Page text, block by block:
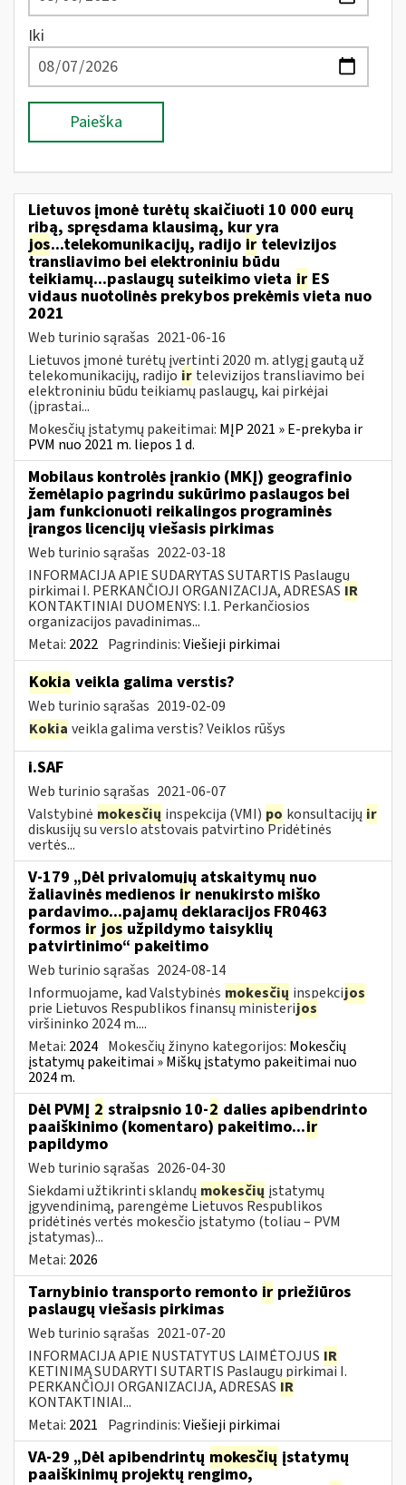
Iki
Paieška
Lietuvos įmonė turėtų skaičiuoti 10 000 eurų
ribą, spręsdama klausimą, kur yra
jos...telekomunikacijų, radijo ir televizijos
transliavimo bei elektroniniu būdu
teikiamų...paslaugų suteikimo vieta ir ES
vidaus nuotolinės prekybos prekėmis vieta nuo
2021
Web turinio sąrašas 2021-06-16
Lietuvos įmonė turėtų įvertinti 2020 m. atlygį gautą už
telekomunikacijų, radijo ir televizijos transliavimo bei
elektroniniu būdu teikiamų paslaugų, kai pirkėjai
(įprastai...
Mokesčių įstatymų pakeitimai: MĮP 2021 » E-prekyba ir
PVM nuo 2021 m. liepos 1 d.
Mobilaus kontrolės įrankio (MKĮ) geografinio
žemėlapio pagrindu sukūrimo paslaugos bei
jam funkcionuoti reikalingos programinės
įrangos licencijų viešasis pirkimas
Web turinio sąrašas 2022-03-18
INFORMACIJA APIE SUDARYTAS SUTARTIS Paslaugų
pirkimai I. PERKANČIOJI ORGANIZACIJA, ADRESAS IR
KONTAKTINIAI DUOMENYS: I.1. Perkančiosios
organizacijos pavadinimas...
Metai: 2022 Pagrindinis:Viešieji pirkimai
Kokia veikla galima verstis?
Web turinio sąrašas 2019-02-09
Kokia veikla galima verstis? Veiklos rūšys
i.SAF
Web turinio sąrašas 2021-06-07
Valstybinė mokesčių inspekcija (VMI) po konsultacijų ir
diskusijų su verslo atstovais patvirtino Pridėtinės
vertės...
V-179 „Dėl privalomųjų atskaitymų nuo
žaliavinės medienos ir nenukirsto miško
pardavimo...pajamų deklaracijos FR0463
formos ir jos užpildymo taisyklių
patvirtinimo“ pakeitimo
Web turinio sąrašas 2024-08-14
Informuojame, kad Valstybinės mokesčių inspekcijos
prie Lietuvos Respublikos finansų ministerijos
viršininko 2024 m....
Metai: 2024 Mokesčių žinyno kategorijos: Mokesčių
įstatymų pakeitimai » Miškų įstatymo pakeitimai nuo
2024 m.
Dėl PVMĮ 2 straipsnio 10-2 dalies apibendrinto
paaiškinimo (komentaro) pakeitimo...ir
papildymo
Web turinio sąrašas 2026-04-30
Siekdami užtikrinti sklandų mokesčių įstatymų
įgyvendinimą, parengėme Lietuvos Respublikos
pridėtinės vertės mokesčio įstatymo (toliau – PVM
įstatymas)...
Metai: 2026
Tarnybinio transporto remonto ir priežiūros
paslaugų viešasis pirkimas
Web turinio sąrašas 2021-07-20
INFORMACIJA APIE NUSTATYTUS LAIMĖTOJUS IR
KETINIMĄ SUDARYTI SUTARTIS Paslaugų pirkimai I.
PERKANČIOJI ORGANIZACIJA, ADRESAS IR
KONTAKTINIAI...
Metai: 2021 Pagrindinis:Viešieji pirkimai
VA-29 „Dėl apibendrintų mokesčių įstatymų
paaiškinimų projektų rengimo,